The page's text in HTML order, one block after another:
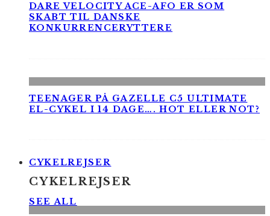
DARE VELOCITY ACE-AFO ER SOM
SKABT TIL DANSKE
KONKURRENCERYTTERE
TEENAGER PÅ GAZELLE C5 ULTIMATE
EL-CYKEL I 14 DAGE…. HOT ELLER NOT?
CYKELREJSER
CYKELREJSER
SEE ALL